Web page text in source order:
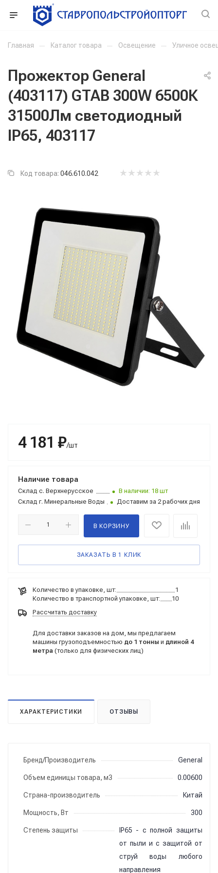
Главная — Каталог товара — Освещение — Уличное
Прожектор General
(403117) GTAB 300W 6500К
31500Лм светодиодный
IP65, 403117
Код товара: 046.610.042
4 181 ₽/шт
Наличие товара
Склад с. Верхнерусское
В наличии: 18 шт
Склад г. Минеральные Воды Доставим за 2 рабочих дня
В КОРЗИНУ
ЗАКАЗАТЬ В 1 КЛИК
Количество в упаковке, шт:
1
Количество в транспортной упаковке, шт:
10
Рассчитать доставку
Для доставки заказов на дом, мы предлагаем
машины грузоподъемностью до 1 тонны и длиной 4
метра (только для физических лиц)
ХАРАКТЕРИСТИКИ ОТЗЫВЫ
Бренд/Производитель General
Объем единицы товара, м3 0.00600
Страна-производитель Китай
Мощность, Вт 300
Степень защиты
IP65 - с полной защиты
от пыли и с защитой от
струй воды любого
направления